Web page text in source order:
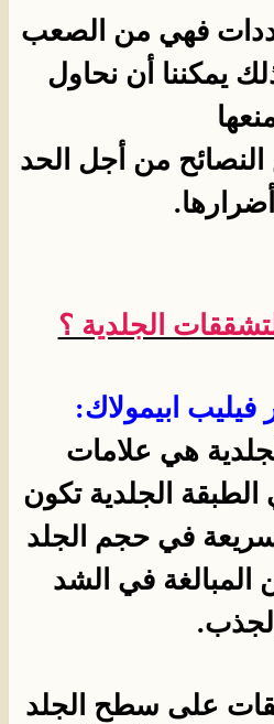
فهي من الصعب
يمكننا أن نحاول
من أجل الحد
الجلدية ؟
فيليب ابيمولاك:
هي علامات
الجلدية تكون
في حجم الجلد
المبالغة في الشد
على سطح الجلد